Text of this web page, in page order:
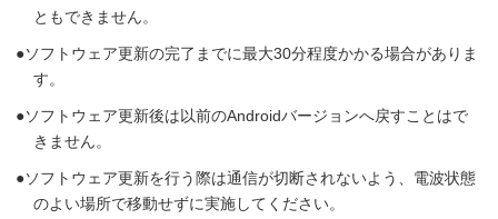
ともできません。
ソフトウェア更新の完了までに最大30分程度かかる場合がありま
す。
ソフトウェア更新後は以前のAndroidバージョンへ戻すことはで
きません。
ソフトウェア更新を行う際は通信が切断されないよう、電波状態
のよい場所で移動せずに実施してください。